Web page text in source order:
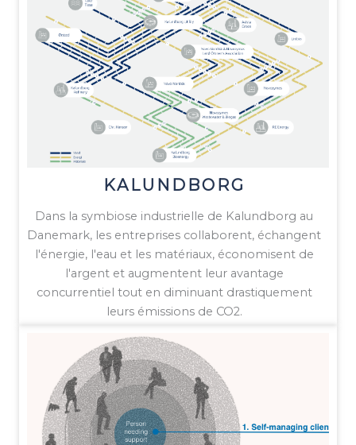
KALUNDBORG
Dans la symbiose industrielle de Kalundborg au
Danemark, les entreprises collaborent, échangent
l'énergie, l'eau et les matériaux, économisent de
l'argent et augmentent leur avantage
concurrentiel tout en diminuant drastiquement
leurs émissions de CO2.